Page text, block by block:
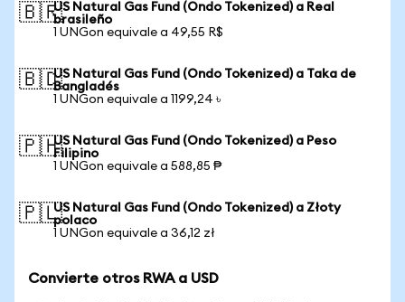
🇧🇷US Natural Gas Fund (Ondo Tokenized) a Real
brasileño
1 UNGon equivale a 49,55 R$
🇧🇩US Natural Gas Fund (Ondo Tokenized) a Taka de
Bangladés
1 UNGon equivale a 1199,24 ৳
🇵🇭US Natural Gas Fund (Ondo Tokenized) a Peso
Filipino
1 UNGon equivale a 588,85 ₱
🇵🇱US Natural Gas Fund (Ondo Tokenized) a Złoty
polaco
1 UNGon equivale a 36,12 zł
Convierte otros RWA a USD